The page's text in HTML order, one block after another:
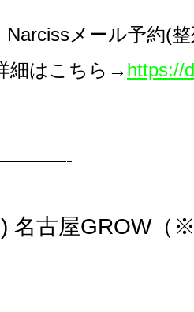
Narcissメール予約(
細はこちら → https://
名古屋GROW（